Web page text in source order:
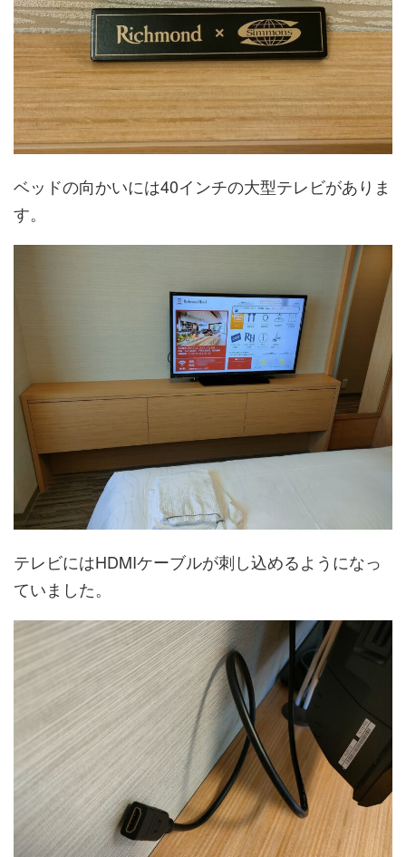
ベッドの向かいには40インチの大型テレビがありま
す。
テレビにはHDMIケーブルが刺し込めるようになっ
ていました。